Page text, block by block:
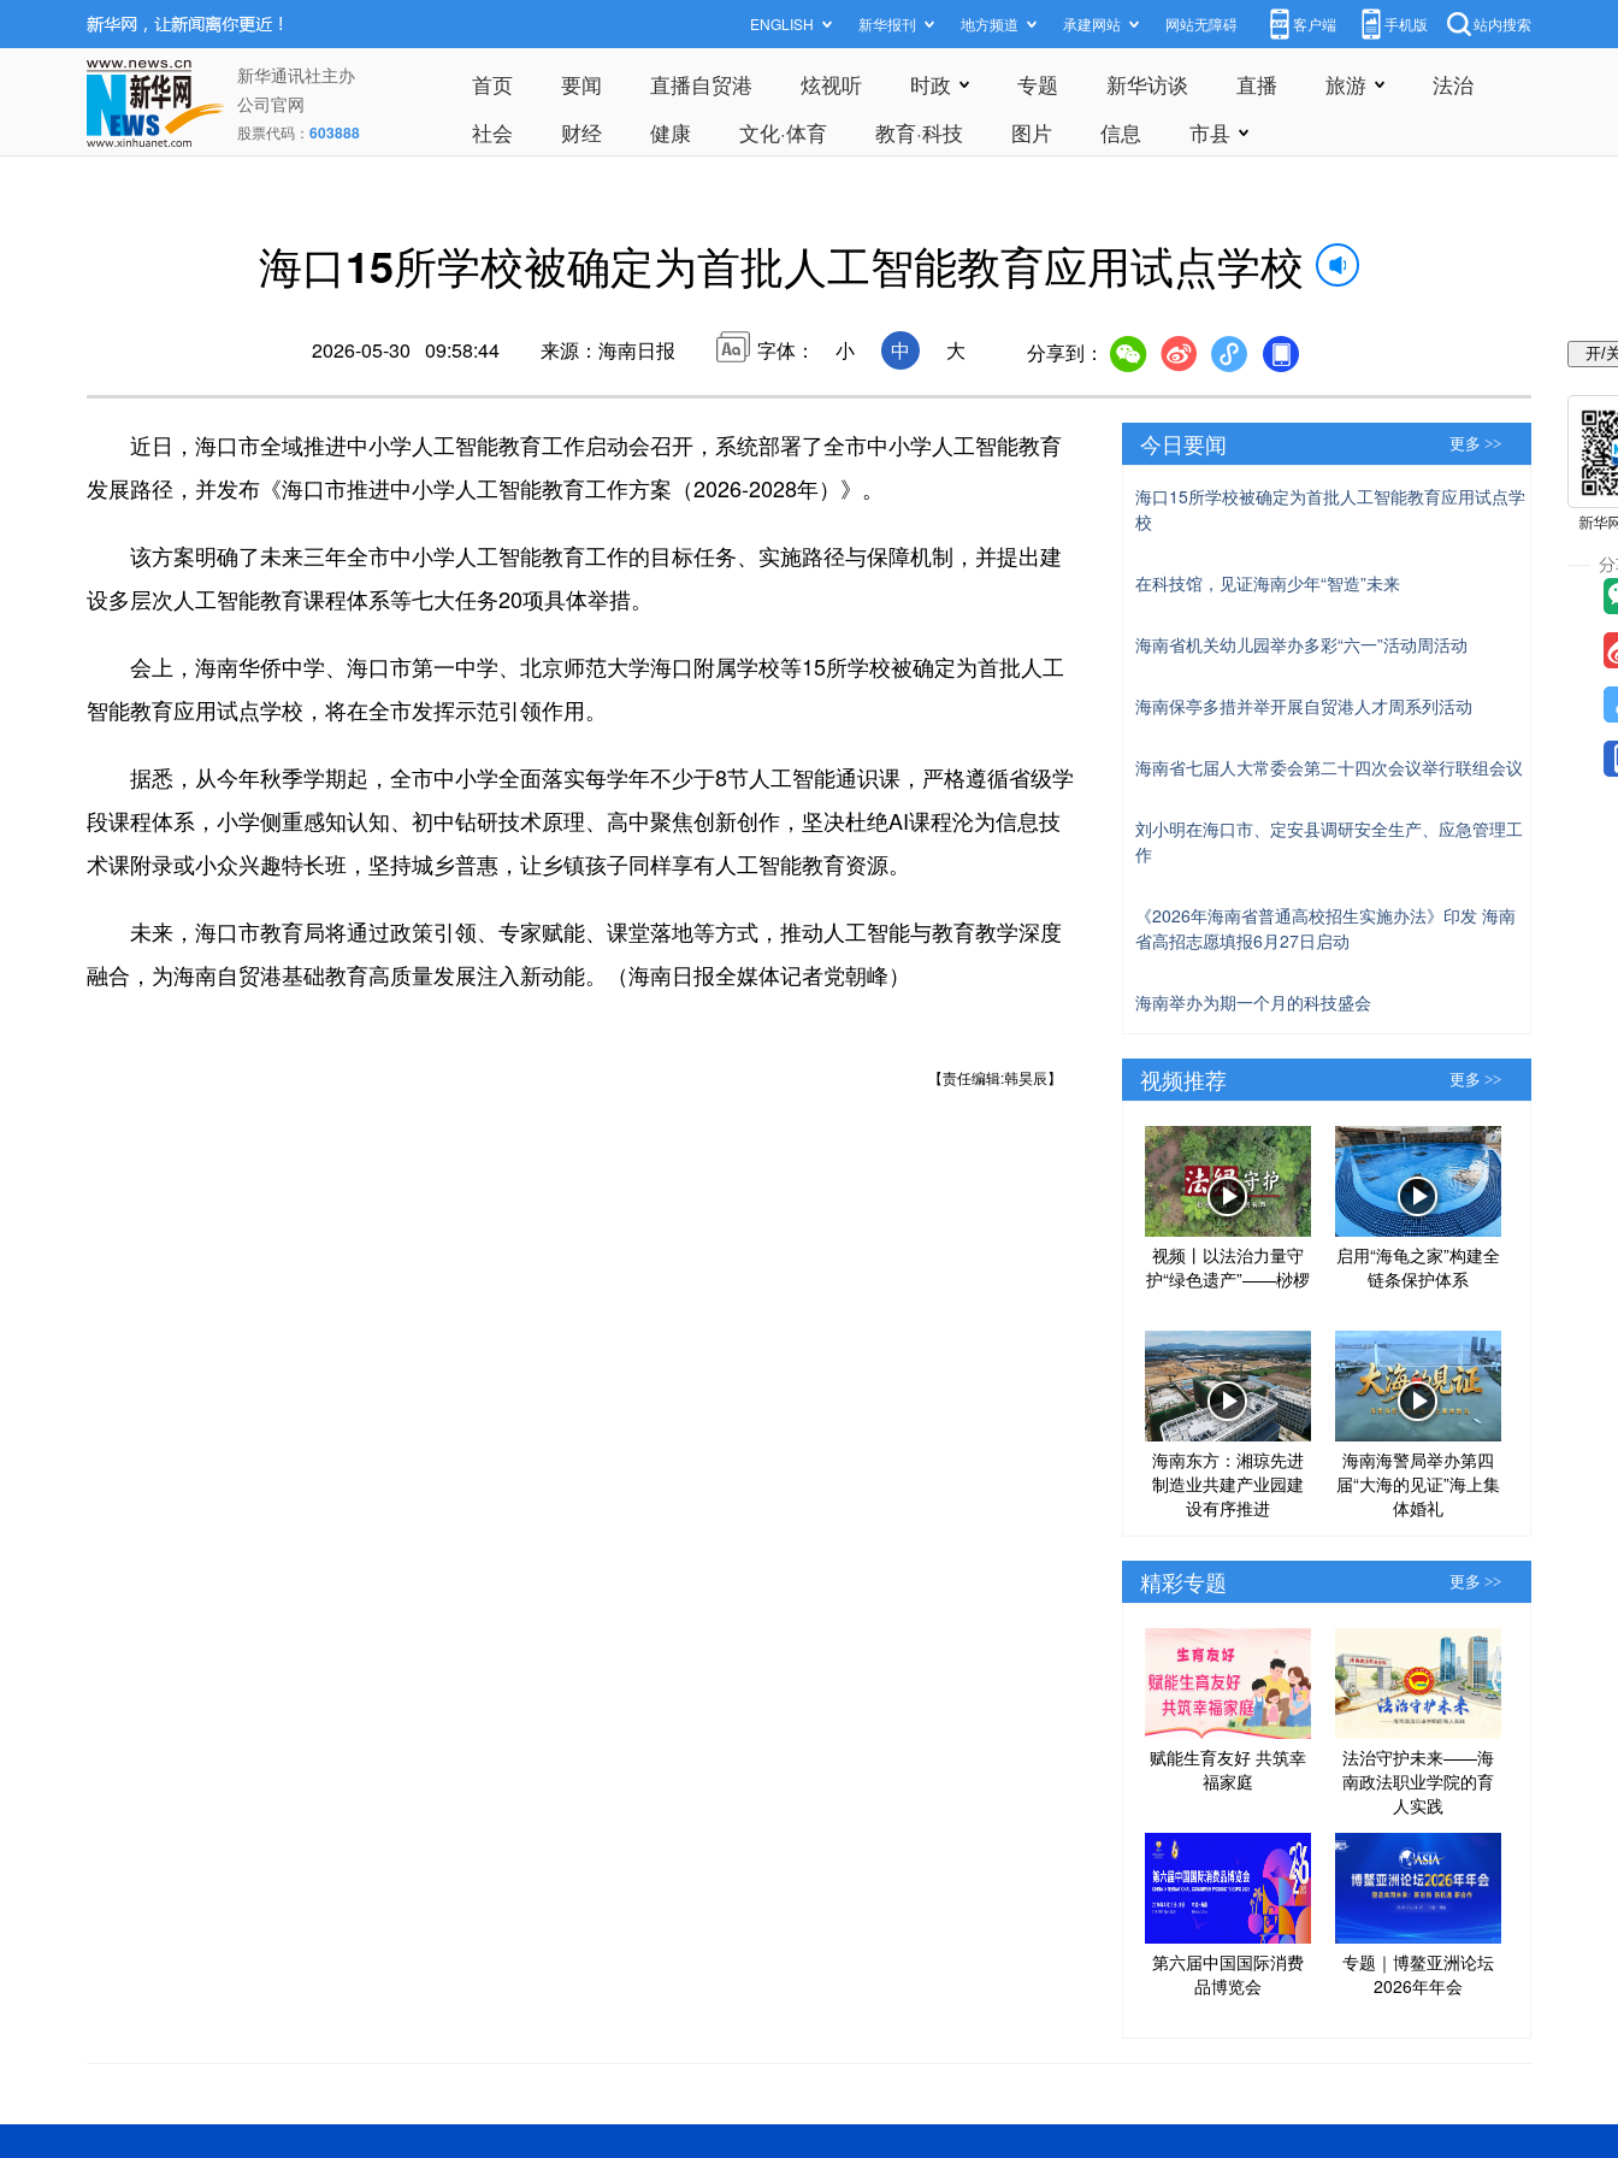
ENGLISH 新华报刊 地方频道 承建网站 网站无障碍 客户端 手机版 站内搜索
新华通讯社主办
公司官网
股票代码： 603888
首页 要闻 直播自贸港 炫视听 时政 专题 新华访谈 直播 旅游
法治
社会
财经 健康 文化·体育 教育·科技 图片 信息 市县
海口15所学校被确定为首批人工智能教育应用试点学校
2026-05-30 09:58:44 来源：海南日报 字体： 小 中 大 分享到：
近日，海口市全域推进中小学人工智能教育工作启动会召开，系统部署了全市中小学人工智能教育
发展路径，并发布《海口市推进中小学人工智能教育工作方案（2026-2028年）》。
该方案明确了未来三年全市中小学人工智能教育工作的目标任务、实施路径与保障机制，并提出建
设多层次人工智能教育课程体系等七大任务20项具体举措。
会上，海南华侨中学、海口市第一中学、北京师范大学海口附属学校等15所学校被确定为首批人工
智能教育应用试点学校，将在全市发挥示范引领作用。
据悉，从今年秋季学期起，全市中小学全面落实每学年不少于8节人工智能通识课，严格遵循省级学
段课程体系，小学侧重感知认知、初中钻研技术原理、高中聚焦创新创作，坚决杜绝AI课程沦为信息技
术课附录或小众兴趣特长班，坚持城乡普惠，让乡镇孩子同样享有人工智能教育资源。
未来，海口市教育局将通过政策引领、专家赋能、课堂落地等方式，推动人工智能与教育教学深度
融合，为海南自贸港基础教育高质量发展注入新动能。（海南日报全媒体记者党朝峰）
【责任编辑:韩昊辰】
今日要闻 更多 >>
海口15所学校被确定为首批人工智能教育应用试点学
校
在科技馆，见证海南少年“智造”未来
海南省机关幼儿园举办多彩“六一”活动周活动
海南保亭多措并举开展自贸港人才周系列活动
海南省七届人大常委会第二十四次会议举行联组会议
刘小明在海口市、定安县调研安全生产、应急管理工
作
《2026年海南省普通高校招生实施办法》印发 海南
省高招志愿填报6月27日启动
海南举办为期一个月的科技盛会
视频推荐 更多 >>
视频丨以法治力量守
护“绿色遗产”——桫椤
启用“海龟之家”构建全
链条保护体系
海南东方：湘琼先进
制造业共建产业园建
设有序推进
海南海警局举办第四
届“大海的见证”海上集
体婚礼
精彩专题 更多 >>
赋能生育友好 共筑幸
福家庭
法治守护未来——海
南政法职业学院的育
人实践
第六届中国国际消费
品博览会
专题｜博鳌亚洲论坛
2026年年会